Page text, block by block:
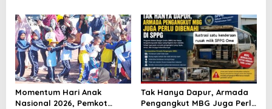
Pemeriksaan Kendaraan
hingga Patroli Rutin
dan Tolak Provokasi SARA
Momentum Hari Anak
Nasional 2026, Pemkot
Tak Hanya Dapur, Armada
Pengangkut MBG Juga Perlu